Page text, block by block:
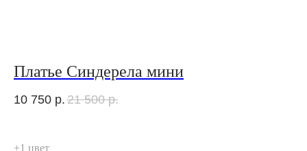
Платье Синдерела мини
10 750 р. 21 500 р.
+1 цвет